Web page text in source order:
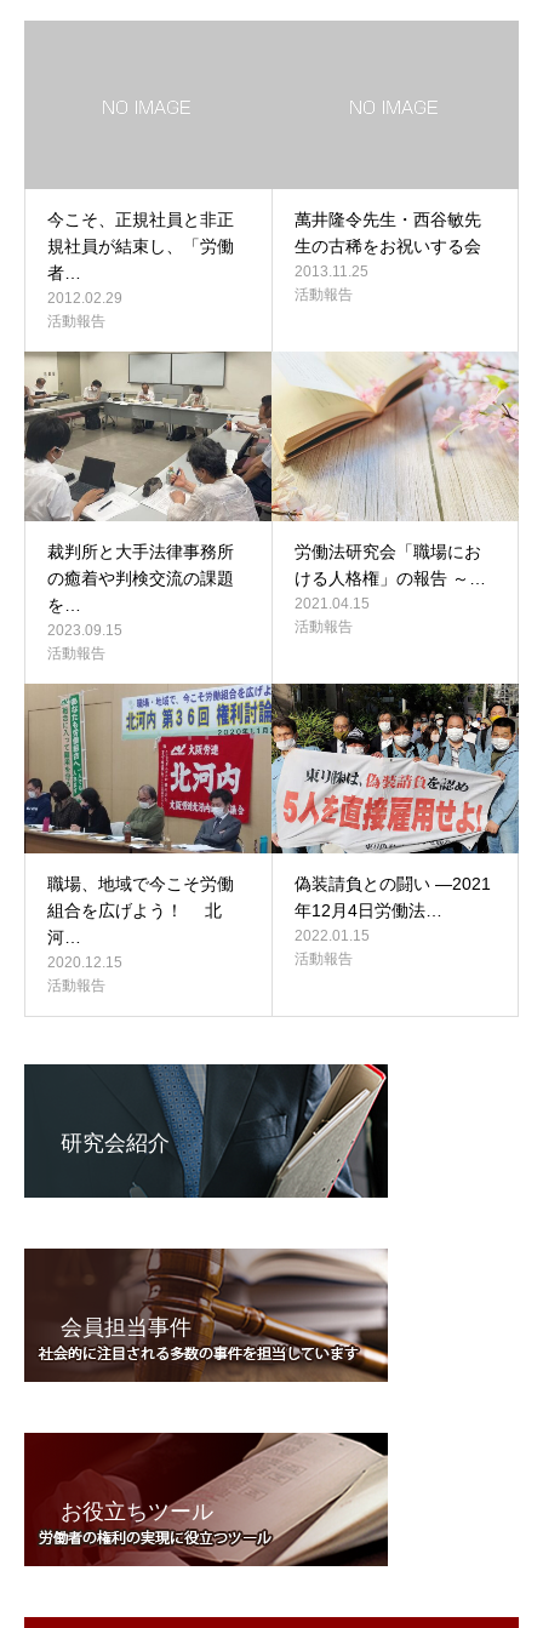
今こそ、正規社員と非正
規社員が結束し、「労働
者…
2012.02.29
活動報告
萬井隆令先生・西谷敏先
生の古稀をお祝いする会
2013.11.25
活動報告
裁判所と大手法律事務所
の癒着や判検交流の課題
を…
2023.09.15
活動報告
労働法研究会「職場にお
ける人格権」の報告 ～…
2021.04.15
活動報告
職場、地域で今こそ労働
組合を広げよう！ 北
河…
2020.12.15
活動報告
偽装請負との闘い ―2021
年12月4日労働法…
2022.01.15
活動報告
研究会紹介
会員担当事件
お役立ちツール